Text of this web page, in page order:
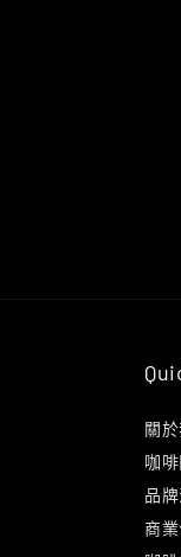
關
咖
品
商